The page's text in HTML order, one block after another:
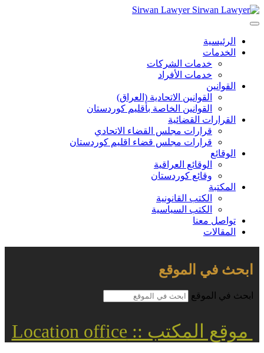
Sirwan Lawyer
الرئيسية
الخدمات
خدمات الشركات
خدمات الأفراد
القوانين
القوانين الاتحادية (العراق)
القوانين الخاصة بأقليم كوردستان
القرارات القضائية
قرارات مجلس القضاء الاتحادي
قرارات مجلس قضاء اقليم كوردستان
الوقائع
الوقائع العراقية
وقائع كوردستان
المكتبة
الكتب القانونية
الكتب السياسية
تواصل معنا
المقالات
ابحث في الموقع
ابحث في الموقع
موقع المكتب :: Location office